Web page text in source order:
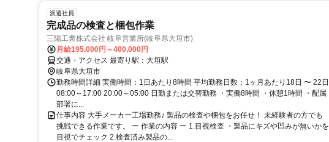
派遣社員
完成品の検査と梱包作業
三陽工業株式会社 岐阜営業所(岐阜県大垣市)
月給195,000円～400,000円
交通・アクセス 最寄り駅：大垣駅
岐阜県大垣市
勤務時間詳細 実働時間：1日あたり8時間 平均勤務日数：1ヶ月あたり18日 〜 22日
08:00～17:00 20:00～05:00 日勤または交替勤務 ・実働8時間 ・休憩1時間 ・配属
部署に...
仕事内容 大手メーカー工場勤務♪ 製品の検査や梱包をお任せ！ 未経験者の方でも
挑戦できる作業です。 ー 作業の内容 ー 1.目視検査 ・製品にキズや凹みが無いかを
目視でチェック 2.検査済み製品の...